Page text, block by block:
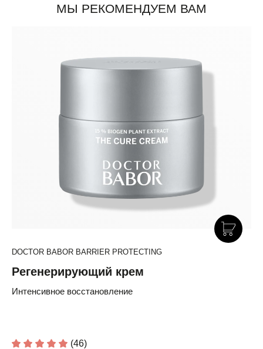
МЫ РЕКОМЕНДУЕМ ВАМ
DOCTOR BABOR BARRIER PROTECTING
Регенерирующий крем
Интенсивное восстановление
(46)